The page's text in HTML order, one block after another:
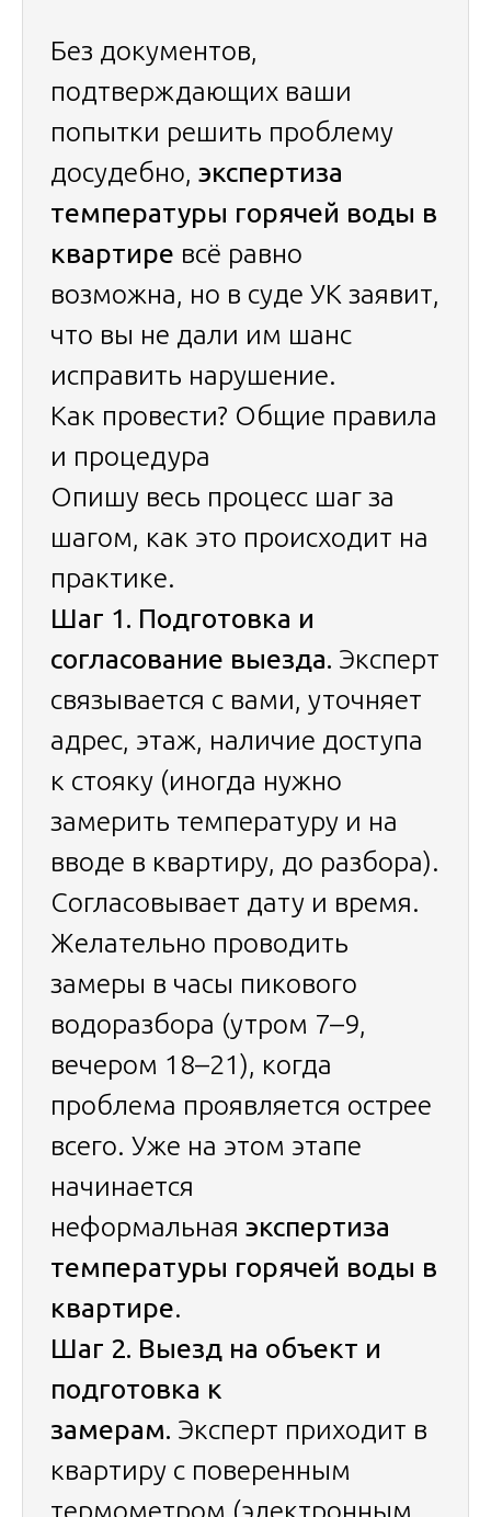
Без документов,
подтверждающих ваши
попытки решить проблему
досудебно, экспертиза
температуры горячей воды в
квартире всё равно
возможна, но в суде УК заявит,
что вы не дали им шанс
исправить нарушение.
Как провести? Общие правила
и процедура
Опишу весь процесс шаг за
шагом, как это происходит на
практике.
Шаг 1. Подготовка и
согласование выезда. Эксперт
связывается с вами, уточняет
адрес, этаж, наличие доступа
к стояку (иногда нужно
замерить температуру и на
вводе в квартиру, до разбора).
Согласовывает дату и время.
Желательно проводить
замеры в часы пикового
водоразбора (утром 7–9,
вечером 18–21), когда
проблема проявляется острее
всего. Уже на этом этапе
начинается
неформальная экспертиза
температуры горячей воды в
квартире.
Шаг 2. Выезд на объект и
подготовка к
замерам. Эксперт приходит в
квартиру с поверенным
термометром (электронным